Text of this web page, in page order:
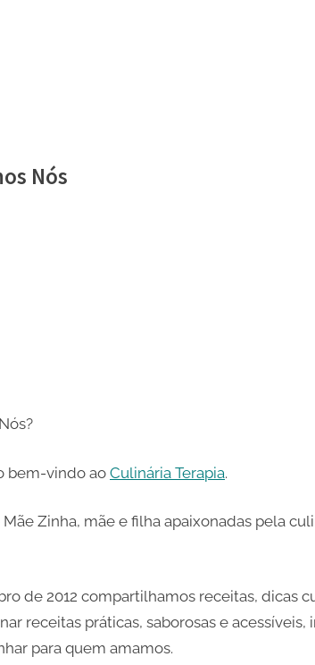
Nós
bem-vindo aoCulinária Terapia.
Zinha, mãe e filha apaixonadas pela
de 2012 compartilhamos receitas, dicas
receitas práticas, saborosas e
para quem amamos.